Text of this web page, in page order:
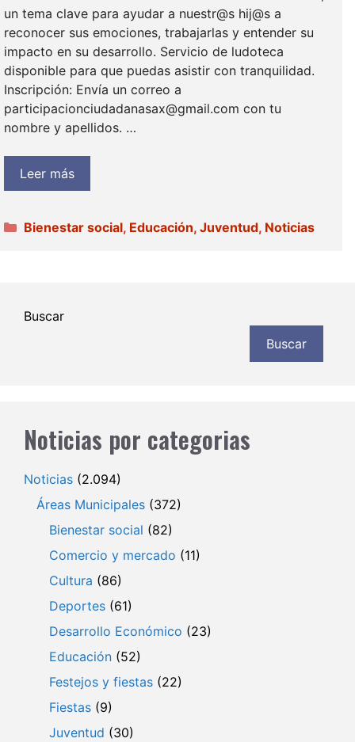
un tema clave para ayudar a nuestr@s hij@s a
reconocer sus emociones, trabajarlas y entender su
impacto en su desarrollo. Servicio de ludoteca
disponible para que puedas asistir con tranquilidad.
Inscripción: Envía un correo a
participacionciudadanasax@gmail.com con tu
nombre y apellidos. …
Leer más
Categorías
Bienestar social, Educación,Juventud, Noticias
Buscar
Buscar
Noticias por categorias
Noticias (2.094)
Áreas Municipales (372)
Bienestar social (82)
Comercio y mercado (11)
Cultura (86)
Deportes (61)
Desarrollo Económico (23)
Educación (52)
Festejos y fiestas (22)
Fiestas (9)
Juventud (30)